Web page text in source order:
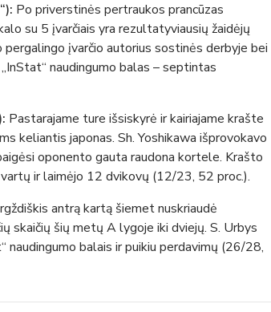
Po priverstinės pertraukos prancūzas
su 5 įvarčiais yra rezultatyviausių žaidėjų
įvarčio autorius sostinės derbyje bei
naudingumo balas – septintas
Pastarajame ture išsiskyrė ir kairiajame krašte
keliantis japonas. Sh. Yoshikawa išprovokavo
oponento gauta raudona kortele. Krašto
ir laimėjo 12 dvikovų (12/23, 52 proc.).
antrą kartą šiemet nuskriaudė
skaičių šių metų A lygoje iki dviejų. S. Urbys
naudingumo balais ir puikiu perdavimų (26/28,